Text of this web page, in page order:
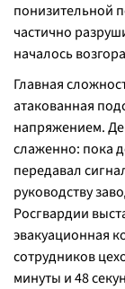
понизительной
частично
началось
Главная
атакованная
напряжением.
слаженно: пока
передавал
руководству
Росгвардии
эвакуационная
сотрудников
минуты и 48